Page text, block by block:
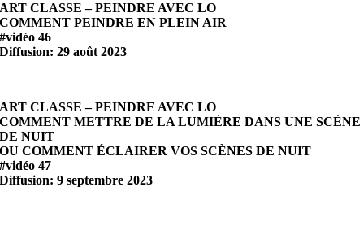
ART CLASSE – PEINDRE AVEC LO
COMMENT PEINDRE EN PLEIN AIR
#vidéo 46
Diffusion: 29 août 2023
ART CLASSE – PEINDRE AVEC LO
COMMENT METTRE DE LA LUMIÈRE DANS UNE SCÈNE
DE NUIT
OU COMMENT ÉCLAIRER VOS SCÈNES DE NUIT
#vidéo 47
Diffusion: 9 septembre 2023